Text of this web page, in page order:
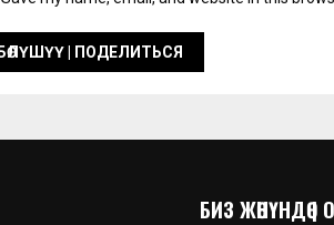
БИЗ ЖӨНҮНДӨ |